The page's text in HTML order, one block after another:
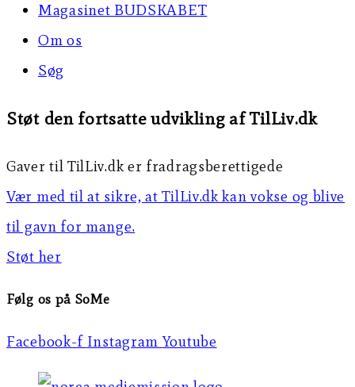
Magasinet BUDSKABET
Om os
Søg
Støt den fortsatte udvikling af TilLiv.dk
Gaver til TilLiv.dk er fradragsberettigede
Vær med til at sikre, at TilLiv.dk kan vokse og blive
til gavn for mange.
Støt her
Følg os på SoMe
Facebook-f Instagram Youtube